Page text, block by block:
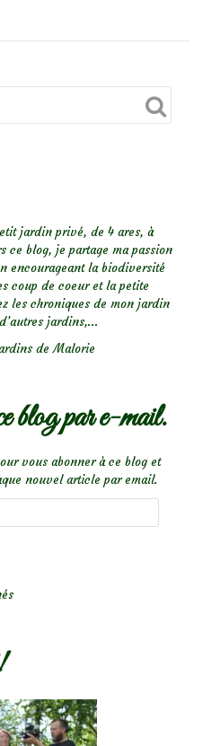
jardin privé, de 4 ares, à
ce blog, je partage ma passion
encourageant la biodiversité
coup de coeur et la petite
les chroniques de mon jardin
jardins,...
de Malorie
blog par e-mail.
vous abonner à ce blog et
nouvel article par email.